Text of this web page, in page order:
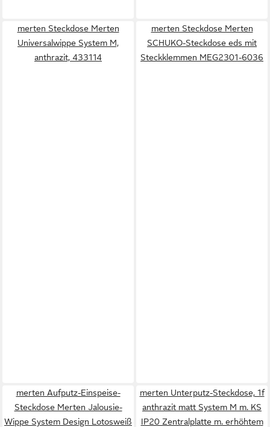
merten Steckdose Merten
Universalwippe System M,
anthrazit, 433114
merten Steckdose Merten
SCHUKO-Steckdose eds mit
Steckklemmen MEG2301-6036
merten Aufputz-Einspeise-
Steckdose Merten Jalousie-
Wippe System Design Lotosweiß
merten Unterputz-Steckdose, 1f
anthrazit matt System M m. KS
IP20 Zentralplatte m. erhöhtem